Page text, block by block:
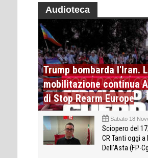
Audioteca
Trump bombarda l'Iran.
mobilitazione continua
di Stop Rearm Europe
Sabato 18
Sciopero del
CR Tanti oggi a
Dell’Asta (FP-